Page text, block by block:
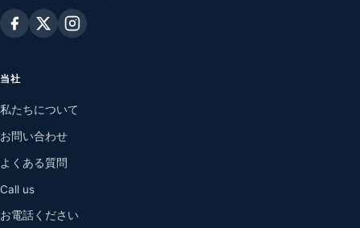
当社
私たちについて
お問い合わせ
よくある質問
Call us
お電話ください